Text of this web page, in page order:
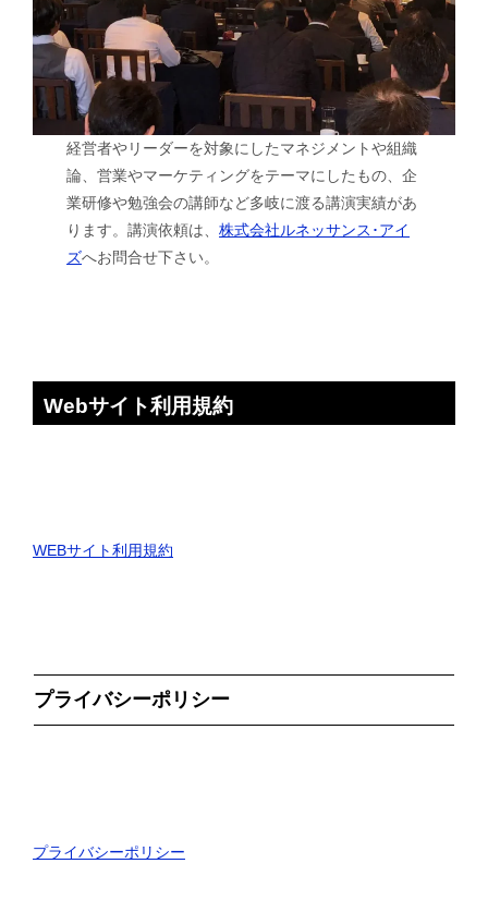
経営者やリーダーを対象にしたマネジメントや組織
論、営業やマーケティングをテーマにしたもの、企
業研修や勉強会の講師など多岐に渡る講演実績があ
ります。講演依頼は、株式会社ルネッサンス･アイ
ズへお問合せ下さい。
Webサイト利用規約
WEBサイト利用規約
プライバシーポリシー
プライバシーポリシー